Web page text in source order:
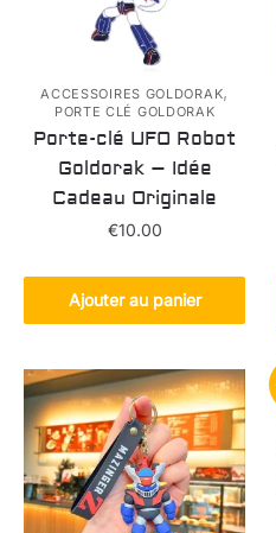
ACCESSOIRES GOLDORAK,
PORTE CLÉ GOLDORAK
Porte-clé UFO Robot
Goldorak – Idée
Cadeau Originale
€10.00
Ajouter au panier